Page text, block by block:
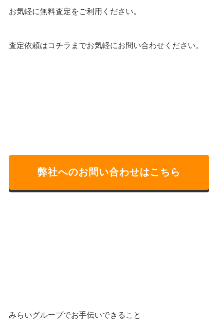
お気軽に無料査定をご利用ください。
査定依頼はコチラ までお気軽にお問い合わせください。
弊社へのお問い合わせはこちら
みらいグループでお手伝いできること